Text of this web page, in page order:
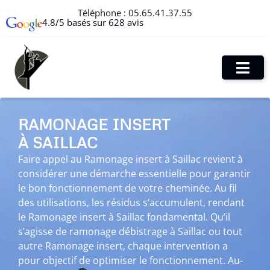
Téléphone : 05.65.41.37.55
4.8/5 basés sur 628 avis
RAMONAGE INSERT
À SAILLAC
Faire appel au Ramonage insert à Saillac revient à
considérer une démarche essentielle pour garantir
le bon fonctionnement de votre cheminée. Au fil
des utilisations, les résidus s’accumulent, rendant
le Ramonage insert à Saillac fondamental. Qu’il
s’agisse de ramonage débistrage à Saillac ou tout
autre Ramonage insert, chaque intervention a
pour objectif de optimiser le fonctionnement. Au-